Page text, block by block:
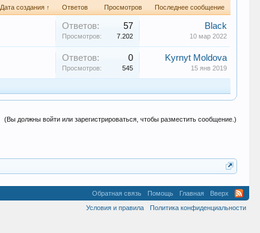
Дата создания ↑ Ответов Просмотров Последнее сообщение
Ответов: 57
Просмотров: 7.202
Black
10 мар 2022
Ответов: 0
Просмотров: 545
Kyrnyt Moldova
15 янв 2019
(Вы должны войти или зарегистрироваться, чтобы разместить сообщение.)
Обратная связь Помощь Главная
Вверх
Условия и правила
Политика конфиденциальности